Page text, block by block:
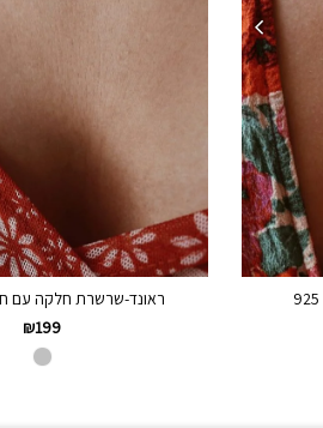
ראונד-שרשרת חלקה עם
₪199